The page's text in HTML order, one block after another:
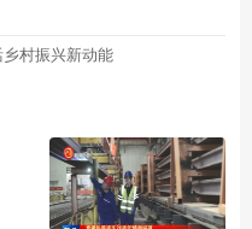
乡村振兴新动能